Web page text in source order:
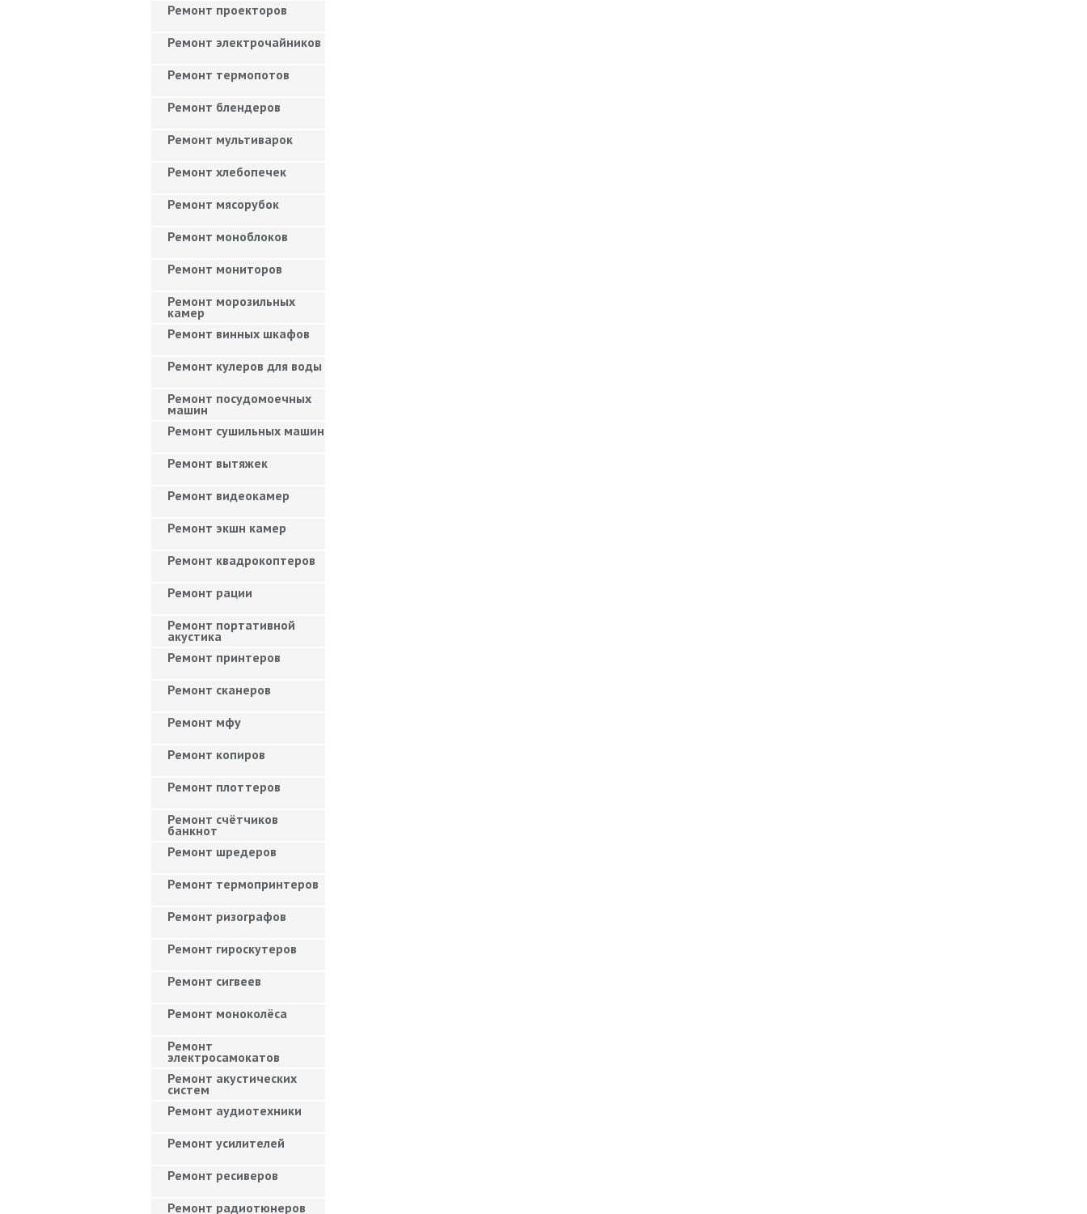
Ремонт проекторов
Ремонт электрочайников
Ремонт термопотов
Ремонт блендеров
Ремонт мультиварок
Ремонт хлебопечек
Ремонт мясорубок
Ремонт моноблоков
Ремонт мониторов
Ремонт морозильных
камер
Ремонт винных шкафов
Ремонт кулеров для воды
Ремонт посудомоечных
машин
Ремонт сушильных машин
Ремонт вытяжек
Ремонт видеокамер
Ремонт экшн камер
Ремонт квадрокоптеров
Ремонт рации
Ремонт портативной
акустика
Ремонт принтеров
Ремонт сканеров
Ремонт мфу
Ремонт копиров
Ремонт плоттеров
Ремонт счётчиков
банкнот
Ремонт шредеров
Ремонт термопринтеров
Ремонт ризографов
Ремонт гироскутеров
Ремонт сигвеев
Ремонт моноколёса
Ремонт
электросамокатов
Ремонт акустических
систем
Ремонт аудиотехники
Ремонт усилителей
Ремонт ресиверов
Ремонт радиотюнеров